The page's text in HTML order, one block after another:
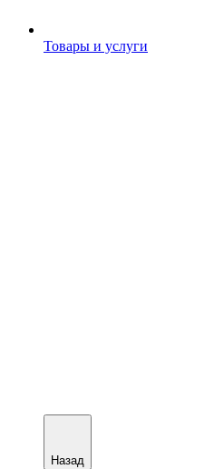
Товары и услуги
Назад